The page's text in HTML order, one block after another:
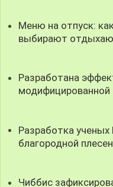
Меню на отпуск:
выбирают
Разработана
Разработка
благородной
Чиббис